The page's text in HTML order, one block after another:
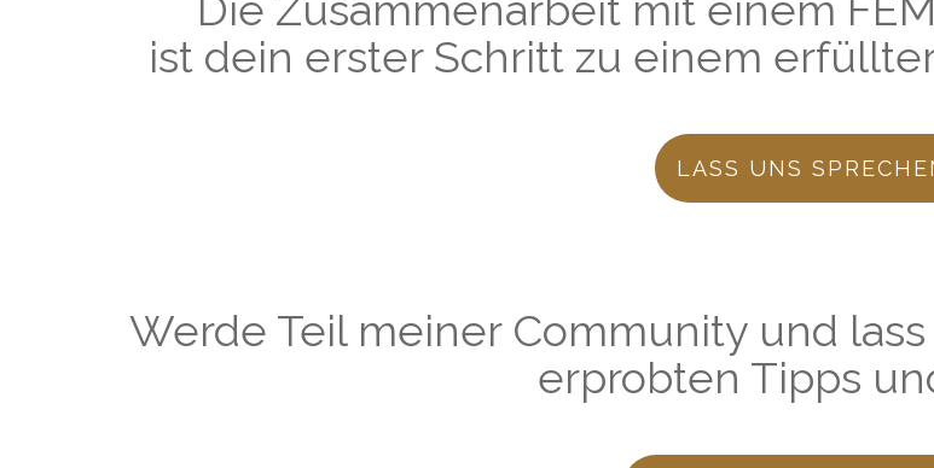
ist dein erster Schritt zu einem
LASS UNS
Werde Teil meiner Community und
erprobten Tipps